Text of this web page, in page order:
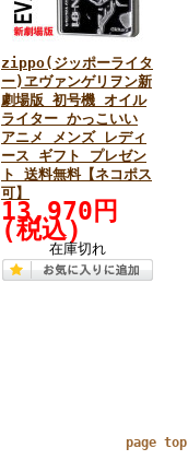
zippo(ジッポーライタ
ー)ヱヴァンゲリヲン新
劇場版 初号機 オイル
ライター かっこいい
アニメ メンズ レディ
ース ギフト プレゼン
ト 送料無料【ネコポス
可】
13,970円
(税込)
在庫切れ
page top